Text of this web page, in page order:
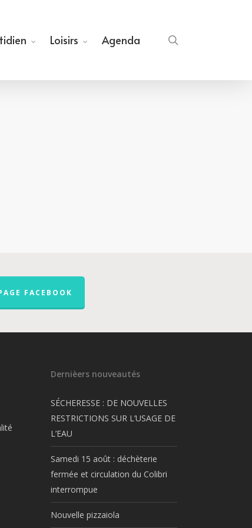
Loisirs Agenda
FACEBOOK
Dernièers nouveautés
SÉCHERESSE : DE NOUVELLES
RESTRICTIONS SUR L’USAGE DE
L’EAU
Samedi 15 août : déchèterie
fermée et circulation du Colibri
interrompue
Nouvelle pizzaiola